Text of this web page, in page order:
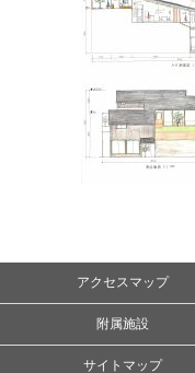
アクセスマップ
附属施設
サイトマップ